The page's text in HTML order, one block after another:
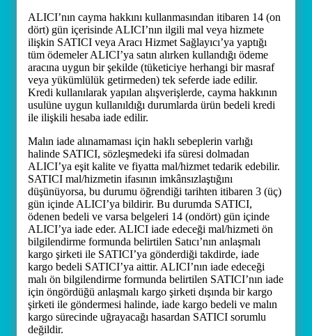
ALICI’nın cayma hakkını kullanmasından itibaren 14 (on
dört) gün içerisinde ALICI’nın ilgili mal veya hizmete
ilişkin SATICI veya Aracı Hizmet Sağlayıcı’ya yaptığı
tüm ödemeler ALICI’ya satın alırken kullandığı ödeme
aracına uygun bir şekilde (tüketiciye herhangi bir masraf
veya yükümlülük getirmeden) tek seferde iade edilir.
Kredi kullanılarak yapılan alışverişlerde, cayma hakkının
usulüne uygun kullanıldığı durumlarda ürün bedeli kredi
ile ilişkili hesaba iade edilir.
Malın iade alınamaması için haklı sebeplerin varlığı
halinde SATICI, sözleşmedeki ifa süresi dolmadan
ALICI’ya eşit kalite ve fiyatta mal/hizmet tedarik edebilir.
SATICI mal/hizmetin ifasının imkânsızlaştığını
düşünüyorsa, bu durumu öğrendiği tarihten itibaren 3 (üç)
gün içinde ALICI’ya bildirir. Bu durumda SATICI,
ödenen bedeli ve varsa belgeleri 14 (ondört) gün içinde
ALICI’ya iade eder. ALICI iade edeceği mal/hizmeti ön
bilgilendirme formunda belirtilen Satıcı’nın anlaşmalı
kargo şirketi ile SATICI’ya gönderdiği takdirde, iade
kargo bedeli SATICI’ya aittir. ALICI’nın iade edeceği
malı ön bilgilendirme formunda belirtilen SATICI’nın iade
için öngördüğü anlaşmalı kargo şirketi dışında bir kargo
şirketi ile göndermesi halinde, iade kargo bedeli ve malın
kargo sürecinde uğrayacağı hasardan SATICI sorumlu
değildir.